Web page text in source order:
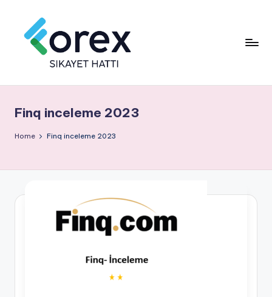
Finq inceleme 2023
Home Finq inceleme 2023